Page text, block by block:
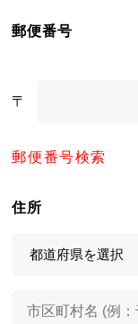
郵便番号
〒
郵便番号検索
住所